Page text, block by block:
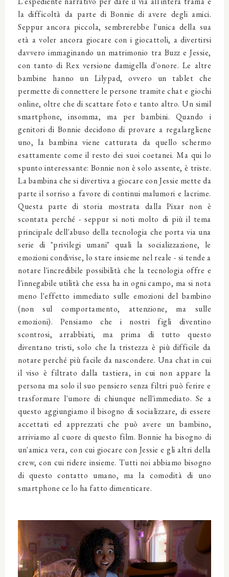
la difficoltà da parte di Bonnie di avere degli amici.
Seppur ancora piccola, sembrerebbe l'unica della sua
età a voler ancora giocare con i giocattoli, a divertirsi
davvero immaginando un matrimonio tra Buzz e Jessie,
con tanto di Rex versione damigella d'onore. Le altre
bambine hanno un Lilypad, ovvero un tablet che
permette di connettere le persone tramite chat e giochi
online, oltre che di scattare foto e tanto altro. Un simil
smartphone, insomma, ma per bambini. Quando i
genitori di Bonnie decidono di provare a regalargliene
uno, la bambina viene catturata da quello schermo
esattamente come il resto dei suoi coetanei. Ma qui lo
spunto interessante: Bonnie non è solo assente, è triste.
La bambina che si divertiva a giocare con Jessie mette da
parte il sorriso a favore di continui malumori e lacrime.
Questa parte di storia mostrata dalla Pixar non è
scontata perché - seppur si noti molto di più il tema
principale dell'abuso della tecnologia che porta via una
serie di "privilegi umani" quali la socializzazione, le
emozioni condivise, lo stare insieme nel reale - si tende a
notare l'incredibile possibilità che la tecnologia offre e
l'innegabile utilità che essa ha in ogni campo, ma si nota
meno l'effetto immediato sulle emozioni del bambino
(non sul comportamento, attenzione, ma sulle
emozioni). Pensiamo che i nostri figli diventino
scontrosi, arrabbiati, ma prima di tutto questo
diventano tristi, solo che la tristezza è più difficile da
notare perché più facile da nascondere. Una chat in cui
il viso è filtrato dalla tastiera, in cui non appare la
persona ma solo il suo pensiero senza filtri può ferire e
trasformare l'umore di chiunque nell'immediato. Se a
questo aggiungiamo il bisogno di socializzare, di essere
accettati ed apprezzati che può avere un bambino,
arriviamo al cuore di questo film. Bonnie ha bisogno di
un'amica vera, con cui giocare con Jessie e gli altri della
crew, con cui ridere insieme. Tutti noi abbiamo bisogno
di questo contatto umano, ma la comodità di uno
smartphone ce lo ha fatto dimenticare.